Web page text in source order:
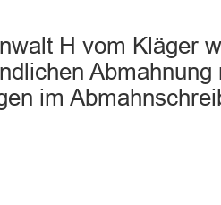
H vom Kläger
im